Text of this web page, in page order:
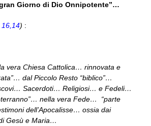
Giorno di Dio Onnipotente”…
16,14) :
vera Chiesa Cattolica… rinnovata e
dal Piccolo Resto “biblico”…
Sacerdoti… Religiosi… e Fedeli…
nella vera Fede… “parte
dell’Apocalisse… ossia dai
Gesù e Maria…